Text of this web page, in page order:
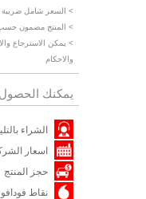
> السعر شامل ضريبة
> المنتج مضمون حسب
والاحكام
يمكنك
الشراء
اسعار
حجز المنتج
نقاط